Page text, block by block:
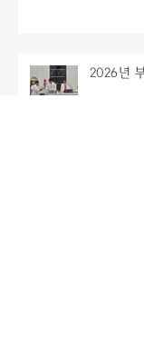
2026년